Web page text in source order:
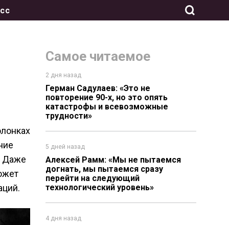
Самое читаемое
2 дня назад
Герман Садулаев: «Это не
повторение 90-х, но это опять
катастрофы и всевозможные
трудности»
5 дней назад
Алексей Рамм: «Мы не пытаемся
догнать, мы пытаемся сразу
перейти на следующий
технологический уровень»
4 дня назад
Даже